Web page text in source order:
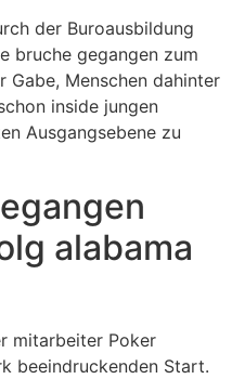
der Buroausbildung
bruche gegangen zum
Gabe, Menschen dahinter
inside jungen
Ausgangsebene zu
alabama
mitarbeiter Poker
beeindruckenden Start.